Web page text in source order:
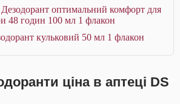
оптимальний комфорт для
48 годин 100 мл 1 флакон
кульковий 50 мл 1 флакон
ціна в аптеці DS